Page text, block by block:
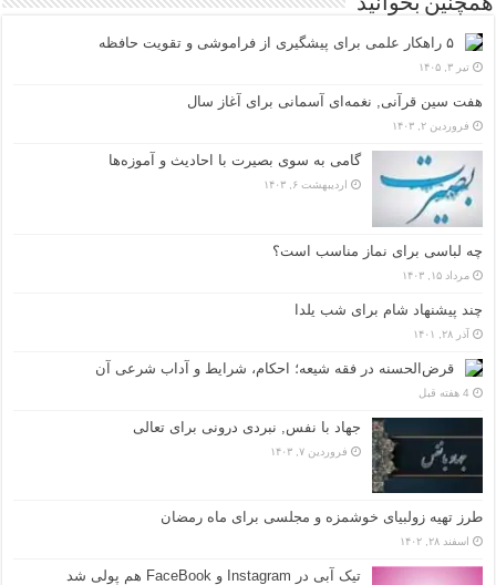
همچنین بخوانید
۵ راهکار علمی برای پیشگیری از فراموشی و تقویت حافظه
تیر ۳, ۱۴۰۵
هفت سین قرآنی, نغمه‌ای آسمانی برای آغاز سال
فروردین ۲, ۱۴۰۳
گامی به سوی بصیرت با احادیث و آموزه‌ها
اردیبهشت ۶, ۱۴۰۳
چه لباسی برای نماز مناسب است؟
مرداد ۱۵, ۱۴۰۳
چند پیشنهاد شام برای شب یلدا
آذر ۲۸, ۱۴۰۱
قرض‌الحسنه در فقه شیعه؛ احکام، شرایط و آداب شرعی آن
4 هفته قبل
جهاد با نفس, نبردی درونی برای تعالی
فروردین ۷, ۱۴۰۳
طرز تهیه زولبیای خوشمزه و مجلسی برای ماه رمضان
اسفند ۲۸, ۱۴۰۲
تیک آبی در Instagram و FaceBook هم پولی شد